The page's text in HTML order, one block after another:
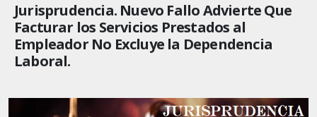
Jurisprudencia. Nuevo Fallo Advierte Que
Facturar los Servicios Prestados al
Empleador No Excluye la Dependencia
Laboral.